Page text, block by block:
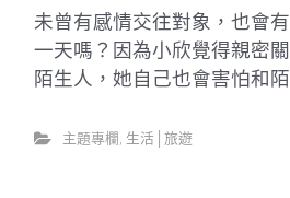
未曾有感情交往對象，也會
一天嗎？因為小欣覺得親密
陌生人，她自己也會害怕和陌
主題專欄 生活│旅遊